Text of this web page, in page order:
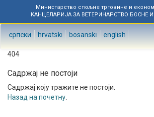
Министарство спољне трговине и
КАНЦЕЛАРИЈА ЗА ВЕТЕРИНАРСТВО БОСНЕ
српски hrvatski bosanski english
404
Садржај не постоји
Садржај коју тражите не постоји.
Назад на почетну